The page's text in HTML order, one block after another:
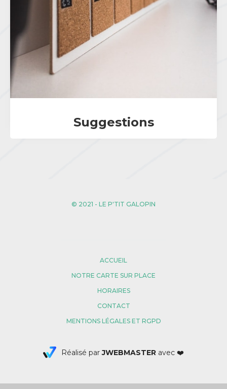
Suggestions
© 2021 - LE P'TIT GALOPIN
ACCUEIL
NOTRE CARTE SUR PLACE
HORAIRES
CONTACT
MENTIONS LÉGALES ET RGPD
Réalisé parJWEBMASTER avec ❤️